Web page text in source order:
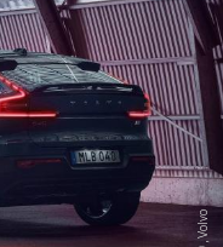
, Volvo